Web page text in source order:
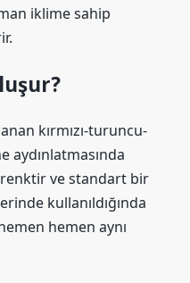
iklime sahip
kırmızı-turuncu-
aydınlatmasında
renktir ve standart bir
kullanıldığında
hemen aynı